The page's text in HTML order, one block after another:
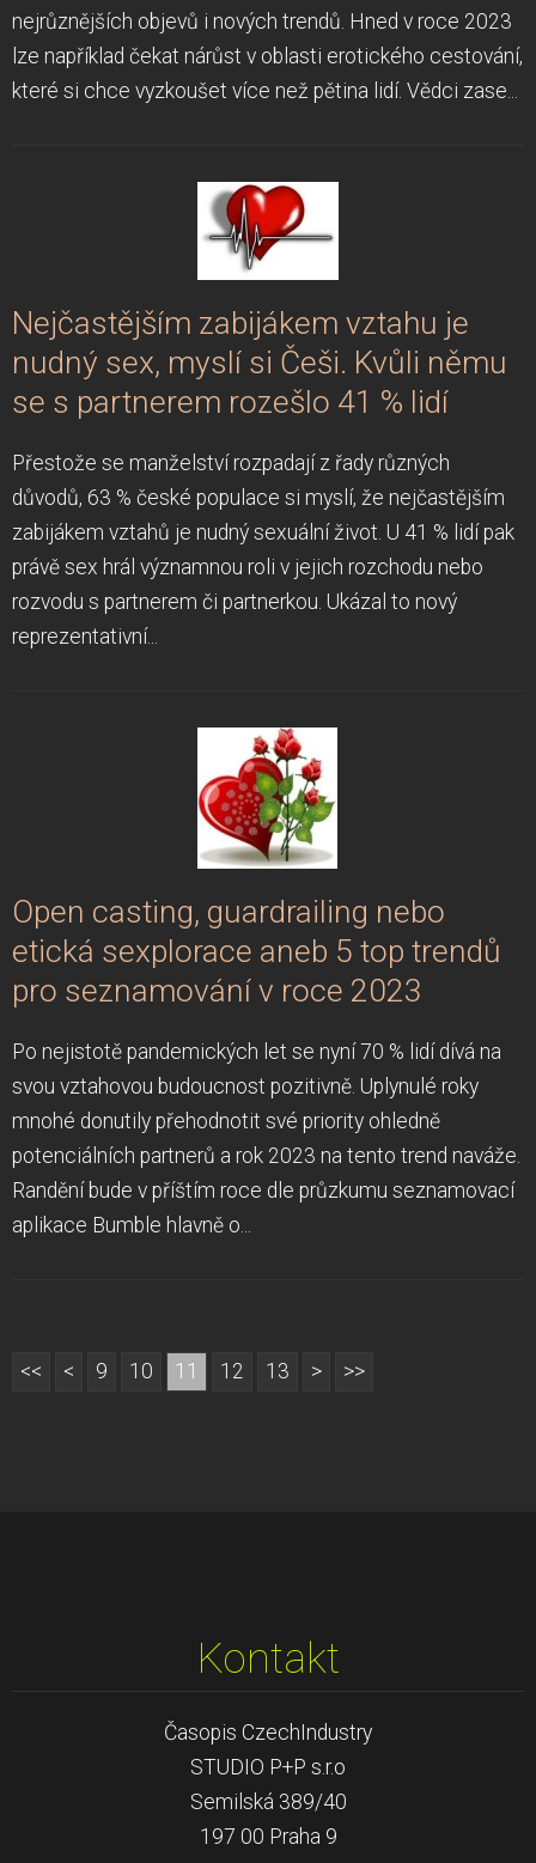
nejrůznějších objevů i nových trendů. Hned v roce 2023
lze například čekat nárůst v oblasti erotického cestování,
které si chce vyzkoušet více než pětina lidí. Vědci zase...
Nejčastějším zabijákem vztahu je
nudný sex, myslí si Češi. Kvůli němu
se s partnerem rozešlo 41 % lidí
Přestože se manželství rozpadají z řady různých
důvodů, 63 % české populace si myslí, že nejčastějším
zabijákem vztahů je nudný sexuální život. U 41 % lidí pak
právě sex hrál významnou roli v jejich rozchodu nebo
rozvodu s partnerem či partnerkou. Ukázal to nový
reprezentativní...
Open casting, guardrailing nebo
etická sexplorace aneb 5 top trendů
pro seznamování v roce 2023
Po nejistotě pandemických let se nyní 70 % lidí dívá na
svou vztahovou budoucnost pozitivně. Uplynulé roky
mnohé donutily přehodnotit své priority ohledně
potenciálních partnerů a rok 2023 na tento trend naváže.
Randění bude v příštím roce dle průzkumu seznamovací
aplikace Bumble hlavně o...
<< < 9 10 11 12 13 > >>
Kontakt
Časopis CzechIndustry
STUDIO P+P s.r.o
Semilská 389/40
197 00 Praha 9